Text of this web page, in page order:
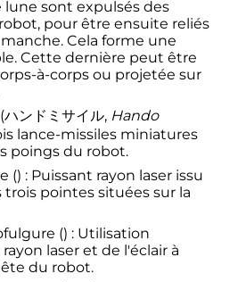
lune sont expulsés des
pour être ensuite reliés
Cela forme une
Cette dernière peut être
à-corps ou projetée sur
(ハンドミサイル, Hando
lance-missiles miniatures
poings du robot.
() : Puissant rayon laser issu
trois pointes situées sur la
() : Utilisation
laser et de l'éclair à
du robot.